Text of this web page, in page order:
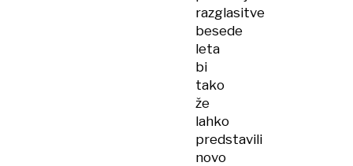
razglasitve
besede
leta
bi
tako
že
lahko
predstavili
novo